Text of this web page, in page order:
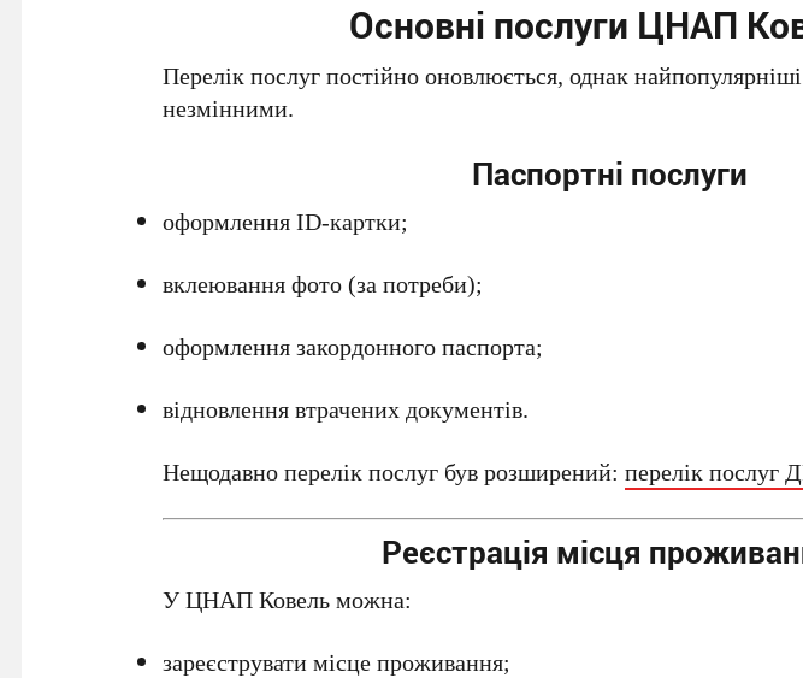
Основні послуги ЦНАП
Перелік послуг постійно оновлюється, однак
незмінними.
Паспортні послуги
оформлення ID-картки;
вклеювання фото (за потреби);
оформлення закордонного паспорта;
відновлення втрачених документів.
Нещодавно перелік послуг був розширений:перелік послуг
Реєстрація місця
У ЦНАП Ковель можна:
зареєструвати місце проживання;